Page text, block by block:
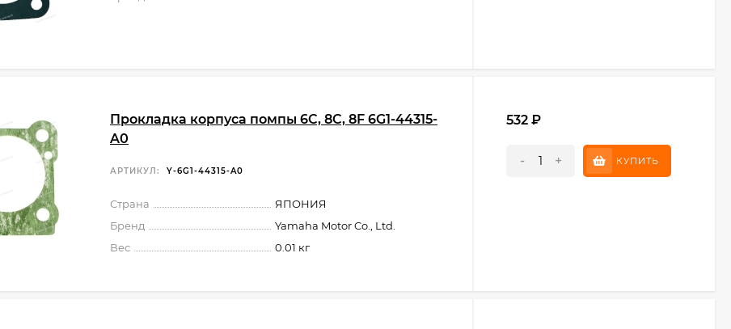
Прокладка корпуса помпы 6C, 8C, 8F 6G1-44315-
A0
АРТИКУЛ: Y-6G1-44315-A0
Страна
ЯПОНИЯ
Бренд
Yamaha Motor Co., Ltd.
Вес
0.01 кг
532 ₽
- + КУПИТЬ